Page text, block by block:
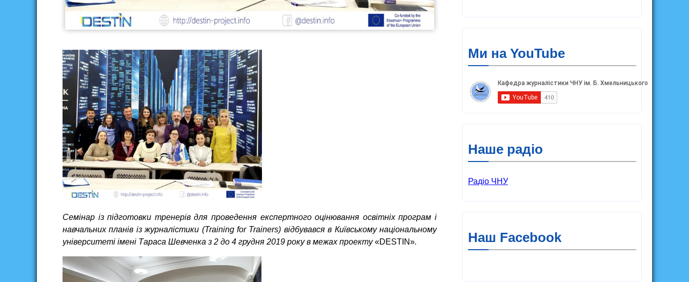
Семінар із підготовки тренерів для проведення експертного оцінювання освітніх програм і
навчальних планів із журналістики (Training for Trainers) відбувався в Київському національному
університеті імені Тараса Шевченка з 2 до 4 грудня 2019 року в межах проекту«DESTIN».
Ми на YouTube
Наше радіо
Радіо ЧНУ
Наш Facebook